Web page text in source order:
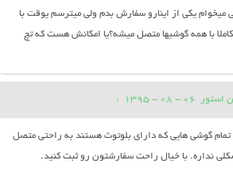
یکی از اینارو سفارش بدم ولی میترسم یوقت با
با همه گوشیها متصل میشه؟یا امکانش هست که تچ
استور 06 - 08 - 1395
:
تمام گوشی هایی که دارای بلوتوث هستند به راحتی متصل
نداره. با خیال راحت سفارشتون رو ثبت کنید.